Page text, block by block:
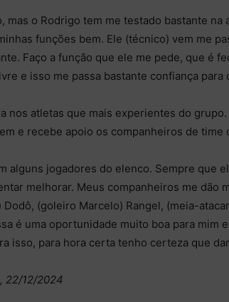
mas o Rodrigo tem me testado bastante
funções bem. Ele (técnico) vem me
Faço a função que ele me pede, que é
e isso me passa bastante confiança
nos atletas que mais experientes do
e recebe apoio os companheiros de
alguns jogadores do elenco. Sempre que
melhorar. Meus companheiros me dão
Dodô, (goleiro Marcelo) Rangel, (meia-
é uma oportunidade muito boa para mim
isso, para hora certa tenho certeza que
22/12/2024